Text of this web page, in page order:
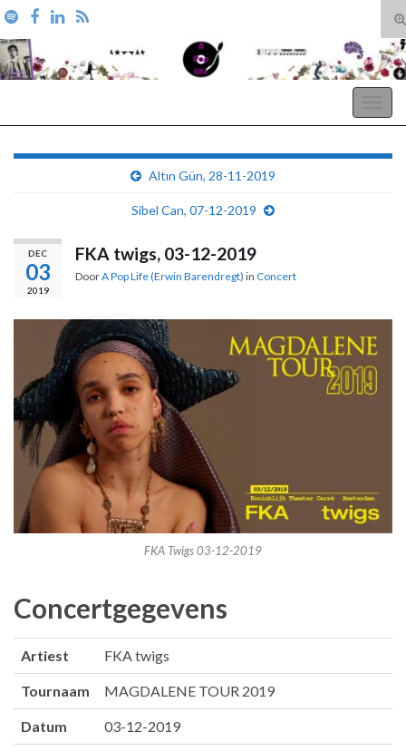
Search for:
Altın Gün, 28-11-2019
Sibel Can, 07-12-2019
DEC
03
2019
FKA twigs, 03-12-2019
DoorA Pop Life (Erwin Barendregt) in Concert
FKA Twigs 03-12-2019
Concertgegevens
Artiest FKA twigs
Tournaam MAGDALENE TOUR 2019
Datum 03-12-2019